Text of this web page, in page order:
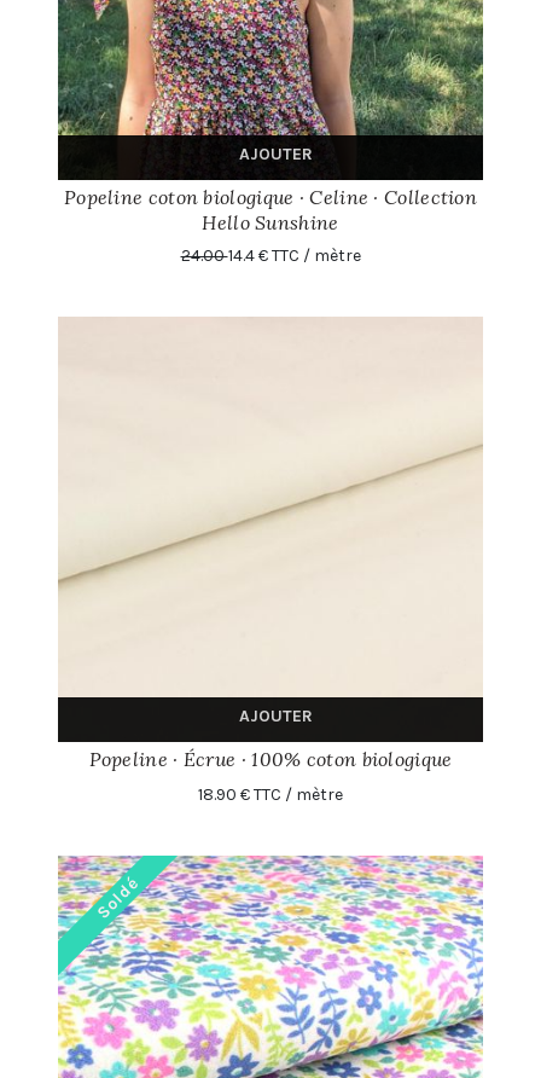
AJOUTER
Popeline coton biologique · Celine · Collection
Hello Sunshine
24.0014.4 € TTC / mètre
AJOUTER
Popeline · Écrue · 100% coton biologique
18.90 € TTC / mètre
Soldé